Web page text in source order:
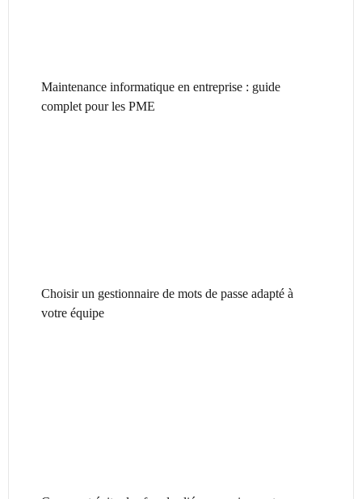
Maintenance informatique en entreprise : guide
complet pour les PME
Choisir un gestionnaire de mots de passe adapté à
votre équipe